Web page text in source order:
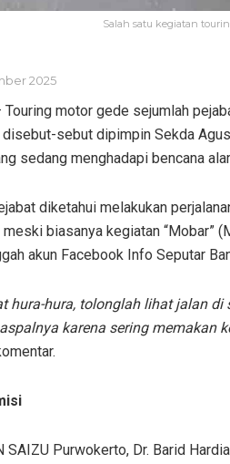
Salah satu kegiatan
2025
Touring motor gede sejumlah
disebut-sebut dipimpin Sekda
sedang menghadapi bencana
diketahui melakukan
biasanya kegiatan “Mobar”
akun Facebook Info Seputar
hura-hura, tolonglah lihat jalan
karena sering memakan
SAIZU Purwokerto, Dr. Barid